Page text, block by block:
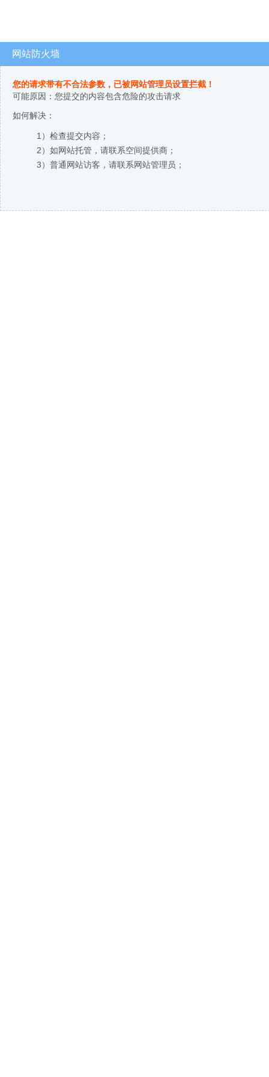
网站防火墙
您的请求带有不合法参数，已被网站管理员设置拦截！
可能原因：您提交的内容包含危险的攻击请求
如何解决：
1）检查提交内容；
2）如网站托管，请联系空间提供商；
3）普通网站访客，请联系网站管理员；